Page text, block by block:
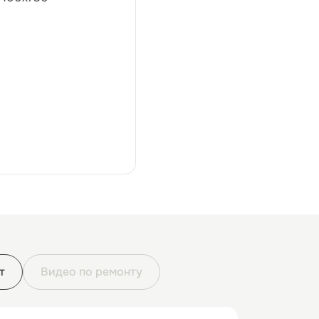
Видео по ремонту